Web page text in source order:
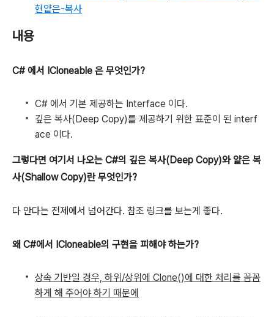
현얕은-복사
내용
C# 에서 ICloneable 은 무엇인가?
C# 에서 기본 제공하는 Interface 이다.
깊은 복사(Deep Copy)를 제공하기 위한 표준이 된 interf
ace 이다.
그렇다면 여기서 나오는 C#의 깊은 복사(Deep Copy)와 얕은 복
사(Shallow Copy)란 무엇인가?
다 안다는 전제에서 넘어간다. 참조 링크를 보는게 좋다.
왜 C#에서 ICloneable의 구현을 피해야 하는가?
상속 기반일 경우, 하위/상위에 Clone()에 대한 처리를 꼼꼼
하게 해 주어야 하기 때문에